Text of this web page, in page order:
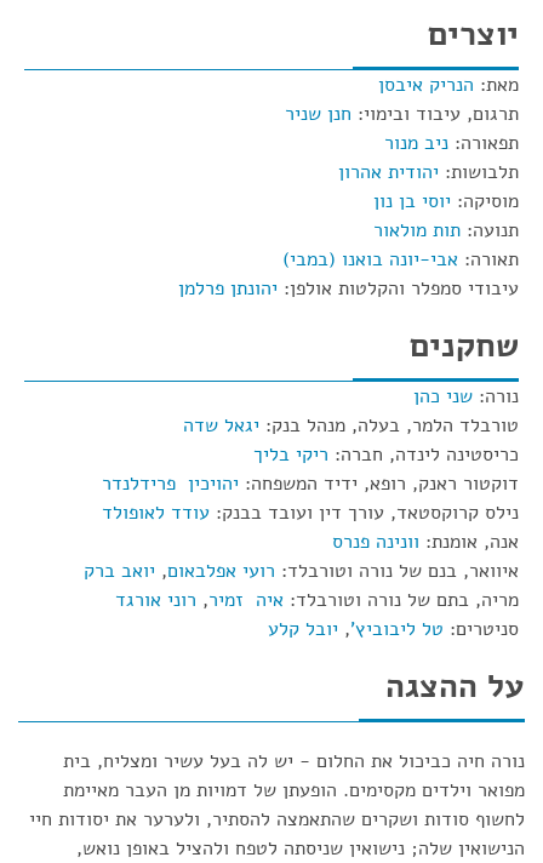
יוצרים
מאת: הנריק איבסן
תרגום, עיבוד ובימוי: חנן שניר
תפאורה: ניב מנור
תלבושות: יהודית אהרון
מוסיקה: יוסי בן נון
תנועה: תות מולאור
תאורה: אבי-יונה בואנו (במבי)
עיבודי סמפלר והקלטות אולפן: יהונתן פרלמן
שחקנים
נורה: שני כהן
טורבלד הלמר, בעלה, מנהל בנק: יגאל שדה
כריסטינה לינדה, חברה: ריקי בליך
דוקטור ראנק, רופא, ידיד המשפחה: יהויכין פרידלנדר
נילס קרוקסטאד, עורך דין ועובד בבנק: עודד לאופולד
אנה, אומנת: וונינה פנרס
איוואר, בנם של נורה וטורבלד: רועי אפלבאום, יואב ברק
מריה, בתם של נורה וטורבלד: איה זמיר, רוני אורגד
סניטרים: טל ליבוביץ', יובל קלע
על ההצגה
נורה חיה כביכול את החלום - יש לה בעל עשיר ומצליח, בית
מפואר וילדים מקסימים. הופעתן של דמויות מן העבר מאיימת
לחשוף סודות ושקרים שהתאמצה להסתיר, ולערער את יסודות חיי
הנישואין שלה; נישואין שניסתה לטפח ולהציל באופן נואש,